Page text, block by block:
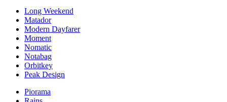
Long Weekend
Matador
Modern Dayfarer
Moment
Nomatic
Notabag
Orbitkey
Peak Design
Piorama